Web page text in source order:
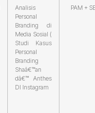
Analisis
Personal
Branding di
Media Sosial (
Studi Kasus
Personal
Branding
Shaâ€™an
dâ€™ Anthes
DI Instagram
PAM +